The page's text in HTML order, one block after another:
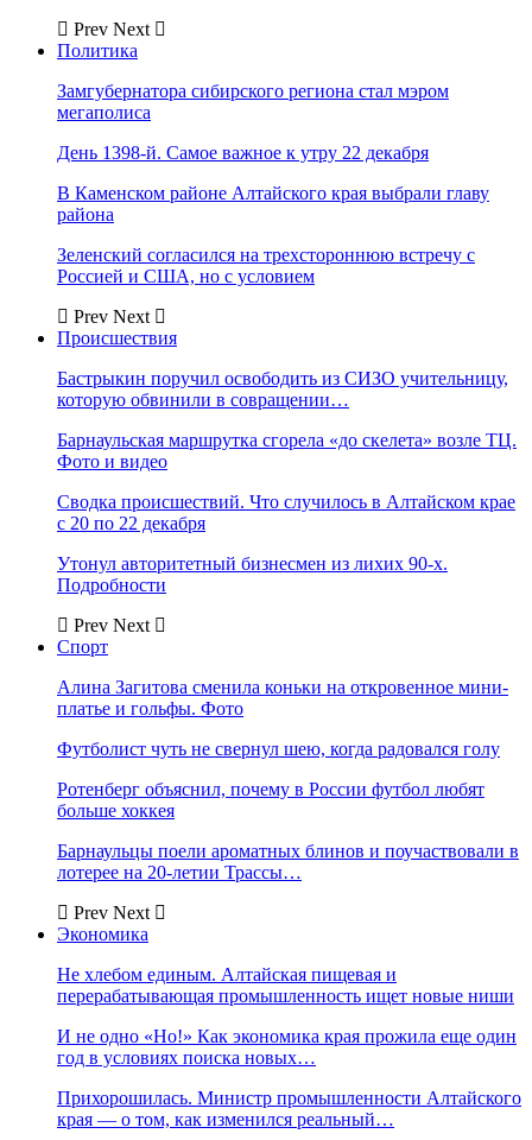
Prev Next
Политика
Замгубернатора сибирского региона стал мэром
мегаполиса
День 1398-й. Самое важное к утру 22 декабря
В Каменском районе Алтайского края выбрали главу
района
Зеленский согласился на трехстороннюю встречу с
Россией и США, но с условием
Prev Next
Происшествия
Бастрыкин поручил освободить из СИЗО учительницу,
которую обвинили в совращении…
Барнаульская маршрутка сгорела «до скелета» возле ТЦ.
Фото и видео
Сводка происшествий. Что случилось в Алтайском крае
с 20 по 22 декабря
Утонул авторитетный бизнесмен из лихих 90-х.
Подробности
Prev Next
Спорт
Алина Загитова сменила коньки на откровенное мини-
платье и гольфы. Фото
Футболист чуть не свернул шею, когда радовался голу
Ротенберг объяснил, почему в России футбол любят
больше хоккея
Барнаульцы поели ароматных блинов и поучаствовали в
лотерее на 20-летии Трассы…
Prev Next
Экономика
Не хлебом единым. Алтайская пищевая и
перерабатывающая промышленность ищет новые ниши
И не одно «Но!» Как экономика края прожила еще один
год в условиях поиска новых…
Прихорошилась. Министр промышленности Алтайского
края — о том, как изменился реальный…